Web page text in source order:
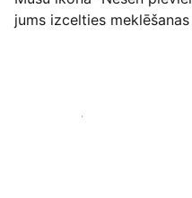
jums izcelties
Sākt jau šodien